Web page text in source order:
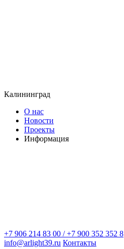
Калининград
О нас
Новости
Проекты
Информация
+7 906 214 83 00 / +7 900 352 352 8
info@arlight39.ru Контакты